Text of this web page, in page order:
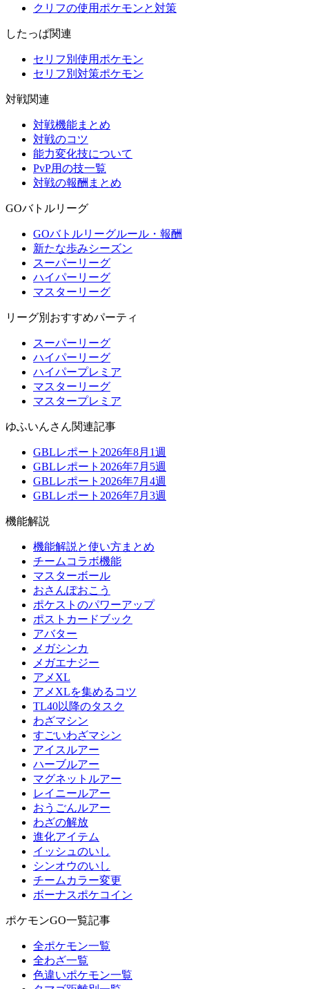
クリフの使用ポケモンと対策
したっぱ関連
セリフ別使用ポケモン
セリフ別対策ポケモン
対戦関連
対戦機能まとめ
対戦のコツ
能力変化技について
PvP用の技一覧
対戦の報酬まとめ
GOバトルリーグ
GOバトルリーグルール・報酬
新たな歩みシーズン
スーパーリーグ
ハイパーリーグ
マスターリーグ
リーグ別おすすめパーティ
スーパーリーグ
ハイパーリーグ
ハイパープレミア
マスターリーグ
マスタープレミア
ゆふいんさん関連記事
GBLレポート2026年8月1週
GBLレポート2026年7月5週
GBLレポート2026年7月4週
GBLレポート2026年7月3週
機能解説
機能解説と使い方まとめ
チームコラボ機能
マスターボール
おさんぽおこう
ポケストのパワーアップ
ポストカードブック
アバター
メガシンカ
メガエナジー
アメXL
アメXLを集めるコツ
TL40以降のタスク
わざマシン
すごいわざマシン
アイスルアー
ハーブルアー
マグネットルアー
レイニールアー
おうごんルアー
わざの解放
進化アイテム
イッシュのいし
シンオウのいし
チームカラー変更
ボーナスポケコイン
ポケモンGO一覧記事
全ポケモン一覧
全わざ一覧
色違いポケモン一覧